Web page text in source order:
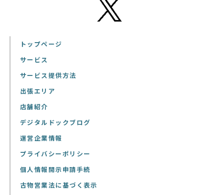
トップページ
サービス
サービス提供方法
出張エリア
店舗紹介
デジタルドックブログ
運営企業情報
プライバシーポリシー
個人情報開示申請手続
古物営業法に基づく表示